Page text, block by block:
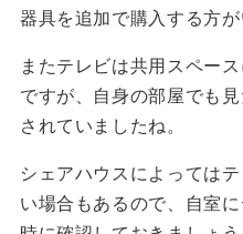
器具を追加で購入する方が
またテレビは共用スペー
ですが、自身の部屋でも
されていましたね。
シェアハウスによっては
い場合もあるので、自室